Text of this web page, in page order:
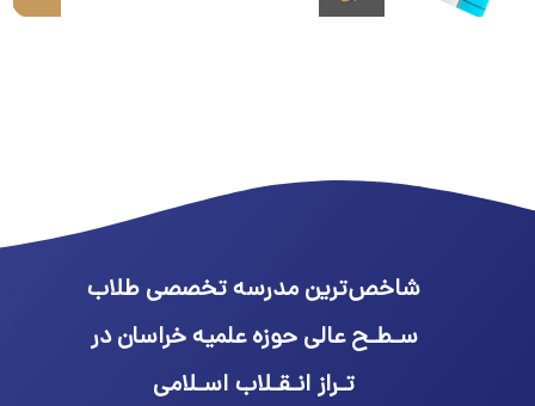
شاخص‌ترین مدرسه تخصصی طلاب
سـطـح عالی حوزه علمیه خراسان در
تـراز انـقـلاب اسـلامی